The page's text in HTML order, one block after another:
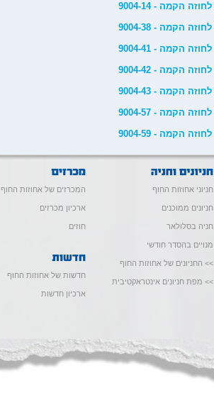
חניוני אחוזות החוף
חניונים ממוכנים
חניה בסלולאר
מנויים בהסדר חודשי
>> החניונים של אחוזות החוף
>> מפת חניונים אינטראקטיבית
המכרזים של אחוזות החוף
ארכיון מכרזים
חוזים
חדשות של אחוזות החוף
ארכיון חדשות